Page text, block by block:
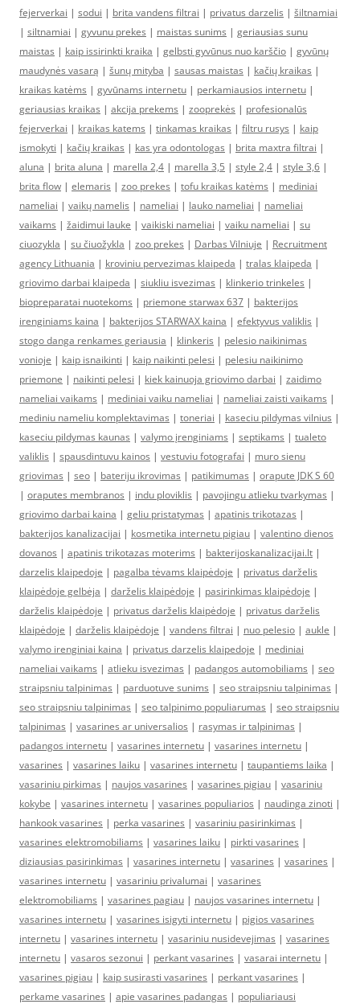
fejerverkai | sodui | brita vandens filtrai | privatus darzelis | šiltnamiai
| siltnamiai | gyvunu prekes | maistas sunims | geriausias sunu
maistas | kaip issirinkti kraika | gelbsti gyvūnus nuo karščio | gyvūnų
maudynės vasarą | šunų mityba | sausas maistas | kačių kraikas |
kraikas katėms | gyvūnams internetu | perkamiausios internetu |
geriausias kraikas | akcija prekems | zooprekės | profesionalūs
fejerverkai | kraikas katems | tinkamas kraikas | filtru rusys | kaip
ismokyti | kačių kraikas | kas yra odontologas | brita maxtra filtrai |
aluna | brita aluna | marella 2,4 | marella 3,5 | style 2,4 | style 3,6 |
brita flow | elemaris | zoo prekes | tofu kraikas katėms | mediniai
nameliai | vaikų namelis | nameliai | lauko nameliai | nameliai
vaikams | žaidimui lauke | vaikiski nameliai | vaiku nameliai | su
ciuozykla | su čiuožykla | zoo prekes | Darbas Vilniuje | Recruitment
agency Lithuania | kroviniu pervezimas klaipeda | tralas klaipeda |
griovimo darbai klaipeda | siukliu isvezimas | klinkerio trinkeles |
biopreparatai nuotekoms | priemone starwax 637 | bakterijos
irenginiams kaina | bakterijos STARWAX kaina | efektyvus valiklis |
stogo danga renkames geriausia | klinkeris | pelesio naikinimas
vonioje | kaip isnaikinti | kaip naikinti pelesi | pelesiu naikinimo
priemone | naikinti pelesi | kiek kainuoja griovimo darbai | zaidimo
nameliai vaikams | mediniai vaiku nameliai | nameliai zaisti vaikams |
mediniu nameliu komplektavimas | toneriai | kaseciu pildymas vilnius |
kaseciu pildymas kaunas | valymo įrenginiams | septikams | tualeto
valiklis | spausdintuvu kainos | vestuviu fotografai | muro sienu
griovimas | seo | bateriju ikrovimas | patikimumas | orapute JDK S 60
| oraputes membranos | indu ploviklis | pavojingu atlieku tvarkymas |
griovimo darbai kaina | geliu pristatymas | apatinis trikotazas |
bakterijos kanalizacijai | kosmetika internetu pigiau | valentino dienos
dovanos | apatinis trikotazas moterims | bakterijoskanalizacijai.lt |
darzelis klaipedoje | pagalba tėvams klaipėdoje | privatus darželis
klaipėdoje gelbėja | darželis klaipėdoje | pasirinkimas klaipėdoje |
darželis klaipėdoje | privatus darželis klaipėdoje | privatus darželis
klaipėdoje | darželis klaipėdoje | vandens filtrai | nuo pelesio | aukle |
valymo irenginiai kaina | privatus darzelis klaipedoje | mediniai
nameliai vaikams | atlieku isvezimas | padangos automobiliams | seo
straipsniu talpinimas | parduotuve sunims | seo straipsniu talpinimas |
seo straipsniu talpinimas | seo talpinimo populiarumas | seo straipsniu
talpinimas | vasarines ar universalios | rasymas ir talpinimas |
padangos internetu | vasarines internetu | vasarines internetu |
vasarines | vasarines laiku | vasarines internetu | taupantiems laika |
vasariniu pirkimas | naujos vasarines | vasarines pigiau | vasariniu
kokybe | vasarines internetu | vasarines populiarios | naudinga zinoti |
hankook vasarines | perka vasarines | vasariniu pasirinkimas |
vasarines elektromobiliams | vasarines laiku | pirkti vasarines |
diziausias pasirinkimas | vasarines internetu | vasarines | vasarines |
vasarines internetu | vasariniu privalumai | vasarines
elektromobiliams | vasarines pagiau | naujos vasarines internetu |
vasarines internetu | vasarines isigyti internetu | pigios vasarines
internetu | vasarines internetu | vasariniu nusidevejimas | vasarines
internetu | vasaros sezonui | perkant vasarines | vasarai internetu |
vasarines pigiau | kaip susirasti vasarines | perkant vasarines |
perkame vasarines | apie vasarines padangas | populiariausi